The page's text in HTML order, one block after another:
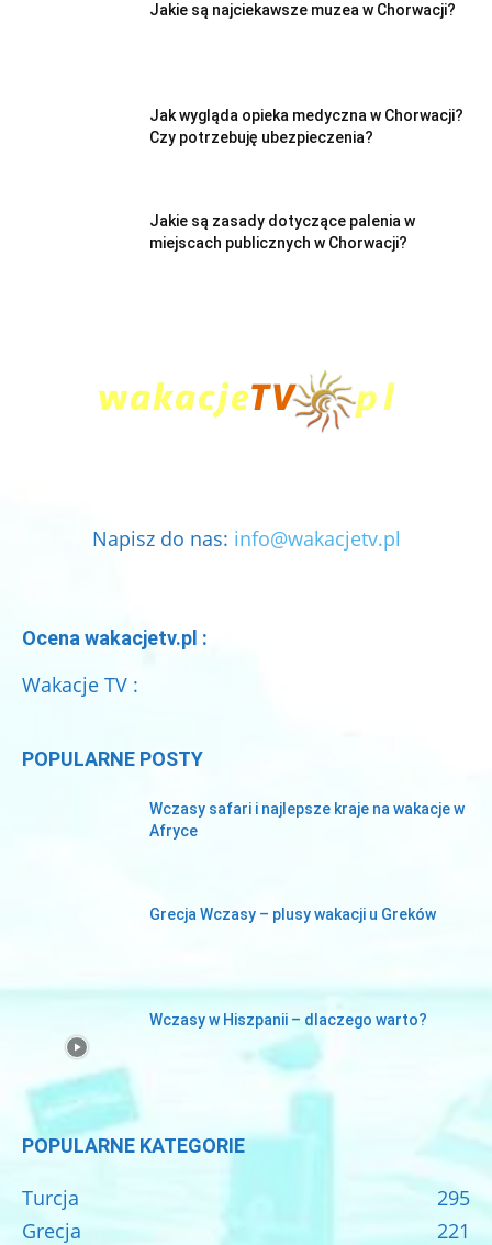
Jakie są najciekawsze muzea w Chorwacji?
Jak wygląda opieka medyczna w Chorwacji?
Czy potrzebuję ubezpieczenia?
Jakie są zasady dotyczące palenia w
miejscach publicznych w Chorwacji?
Napisz do nas: info@wakacjetv.pl
Ocena wakacjetv.pl :
Wakacje TV :
POPULARNE POSTY
Wczasy safari i najlepsze kraje na wakacje w
Afryce
Grecja Wczasy – plusy wakacji u Greków
Wczasy w Hiszpanii – dlaczego warto?
POPULARNE KATEGORIE
Turcja
295
Grecja
221